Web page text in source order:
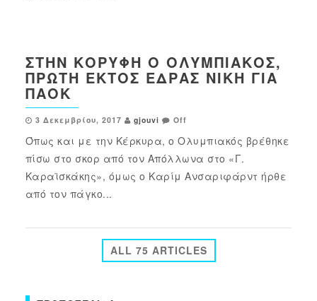
ΣΤΗΝ ΚΟΡΥΦΉ Ο ΟΛΥΜΠΙΑΚΌΣ,
ΠΡΏΤΗ ΕΚΤΌΣ ΈΔΡΑΣ ΝΊΚΗ ΓΙΑ
ΠΑΟΚ
3 Δεκεμβρίου, 2017 gjouvi Off
Όπως και με την Κέρκυρα, ο Ολυμπιακός βρέθηκε
πίσω στο σκορ από τον Απόλλωνα στο «Γ.
Καραϊσκάκης», όμως ο Καρίμ Ανσαριφάρντ ήρθε
από τον πάγκο...
ALL 75 ARTICLES